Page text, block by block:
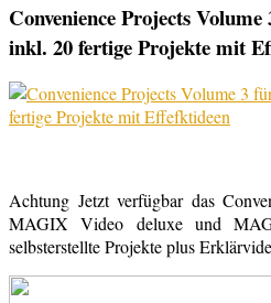
Convenience Projects
inkl. 20 fertige Projekte mit
Achtung Jetzt verfügbar das
MAGIX Video deluxe und
selbsterstellte Projekte plus